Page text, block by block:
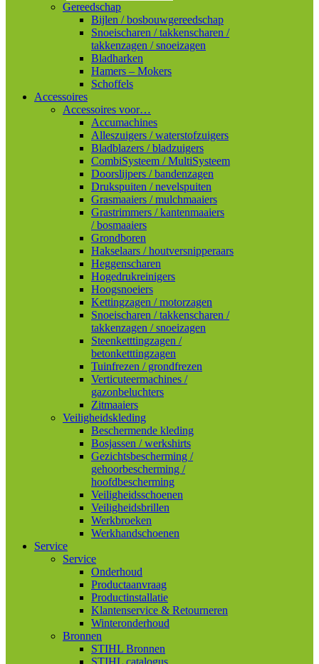
Gereedschap
Bijlen / bosbouwgereedschap
Snoeischaren / takkenscharen /
takkenzagen / snoeizagen
Bladharken
Hamers – Mokers
Schoffels
Accessoires
Accessoires voor…
Accumachines
Alleszuigers / waterstofzuigers
Bladblazers / bladzuigers
CombiSysteem / MultiSysteem
Doorslijpers / bandenzagen
Drukspuiten / nevelspuiten
Grasmaaiers / mulchmaaiers
Grastrimmers / kantenmaaiers
/ bosmaaiers
Grondboren
Hakselaars / houtversnipperaars
Heggenscharen
Hogedrukreinigers
Hoogsnoeiers
Kettingzagen / motorzagen
Snoeischaren / takkenscharen /
takkenzagen / snoeizagen
Steenketttingzagen /
betonketttingzagen
Tuinfrezen / grondfrezen
Verticuteermachines /
gazonbeluchters
Zitmaaiers
Veiligheidskleding
Beschermende kleding
Bosjassen / werkshirts
Gezichtsbescherming /
gehoorbescherming /
hoofdbescherming
Veiligheidsschoenen
Veiligheidsbrillen
Werkbroeken
Werkhandschoenen
Service
Service
Onderhoud
Productaanvraag
Productinstallatie
Klantenservice & Retourneren
Winteronderhoud
Bronnen
STIHL Bronnen
STIHL catalogus